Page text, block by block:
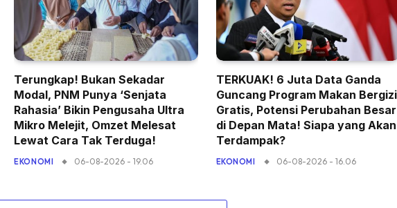
Terungkap! Bukan Sekadar
Modal, PNM Punya ‘Senjata
Rahasia’ Bikin Pengusaha Ultra
Mikro Melejit, Omzet Melesat
Lewat Cara Tak Terduga!
EKONOMI 06-08-2026 - 19.06
TERKUAK! 6 Juta Data Ganda
Guncang Program Makan Bergizi
Gratis, Potensi Perubahan Besar
di Depan Mata! Siapa yang Akan
Terdampak?
EKONOMI 06-08-2026 - 16.06